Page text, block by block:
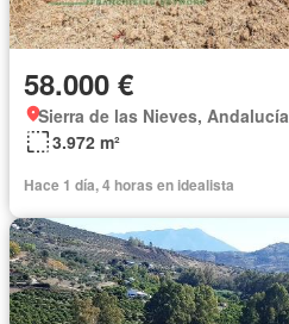
58.000 €
Sierra de las Nieves, Andalucía
3.972 m²
Hace 1 día, 4 horas en idealista